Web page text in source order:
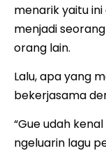
menarik yaitu
menjadi
orang lain.
Lalu, apa yang
bekerjasama
“Gue udah
ngeluarin lagu